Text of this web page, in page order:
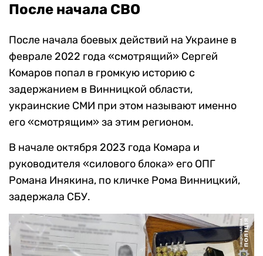
После начала СВО
После начала боевых действий на Украине в
феврале 2022 года «смотрящий» Сергей
Комаров попал в громкую историю с
задержанием в Винницкой области,
украинские СМИ при этом называют именно
его «смотрящим» за этим регионом.
В начале октября 2023 года Комара и
руководителя «силового блока» его ОПГ
Романа Инякина, по кличке Рома Винницкий,
задержала СБУ.